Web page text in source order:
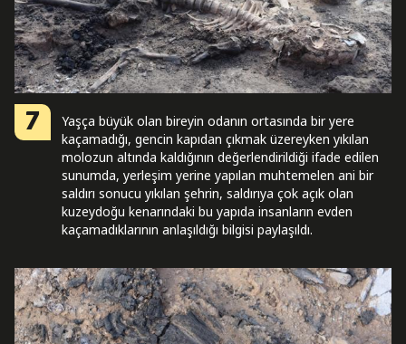
7
Yaşça büyük olan bireyin odanın ortasında bir yere
kaçamadığı, gencin kapıdan çıkmak üzereyken yıkılan
molozun altında kaldığının değerlendirildiği ifade edilen
sunumda, yerleşim yerine yapılan muhtemelen ani bir
saldırı sonucu yıkılan şehrin, saldırıya çok açık olan
kuzeydoğu kenarındaki bu yapıda insanların evden
kaçamadıklarının anlaşıldığı bilgisi paylaşıldı.